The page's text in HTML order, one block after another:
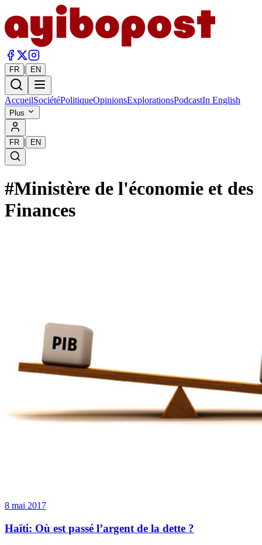
FR | EN
AccueilSociétéPolitiqueOpinionsExplorationsPodcastIn English
Plus
FR | EN
#Ministère de l'économie et des
Finances
8 mai 2017
Haïti: Où est passé l’argent de la dette ?